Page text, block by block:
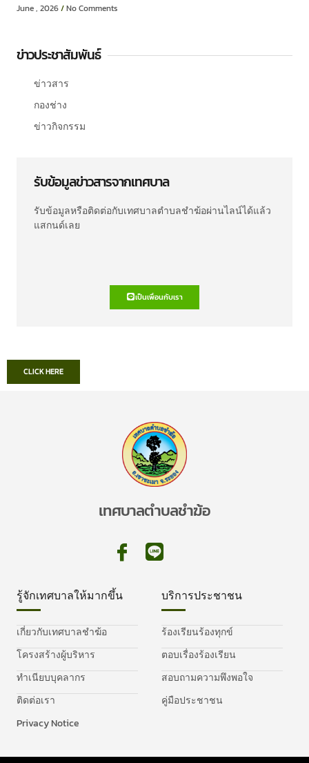
June , 2026 No Comments
ข่าวประชาสัมพันธ์
ข่าวสาร
กองช่าง
ข่าวกิจกรรม
รับข้อมูลข่าวสารจากเทศบาล
รับข้อมูลหรือติดต่อกับเทศบาลตำบลชำฆ้อผ่านไลน์ได้แล้ว
แสกนด์เลย
เป็นเพื่อนกับเรา
CLICK HERE
เทศบาลตำบลชำฆ้อ
รู้จักเทศบาลให้มากขึ้น
เกี่ยวกับเทศบาลชำฆ้อ
โครงสร้างผู้บริหาร
ทำเนียบบุคลากร
ติดต่อเรา
Privacy Notice
บริการประชาชน
ร้องเรียนร้องทุกข์
ตอบเรื่องร้องเรียน
สอบถามความพึงพอใจ
คู่มือประชาชน